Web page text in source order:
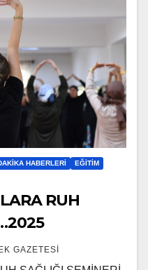
HABERLERI
EĞITIM
RUH
GAZETESİ